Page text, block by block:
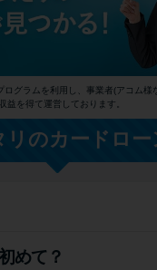
合人気ランキング
にかくすぐ借りた
レずに借りたい方向
ンテンツ
グラムを利用し、事業者(アコム様
益を得て運営しております。
のカードロー
めて？